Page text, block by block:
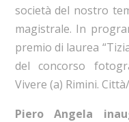
società del nostro
magistrale. In
premio di laurea
del concorso
Vivere (a) Rimini.
Piero Angela